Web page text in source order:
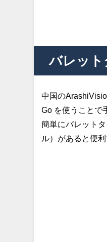
バレット
中国の
Go を使うことで
簡単にバレット
ル）があると便利